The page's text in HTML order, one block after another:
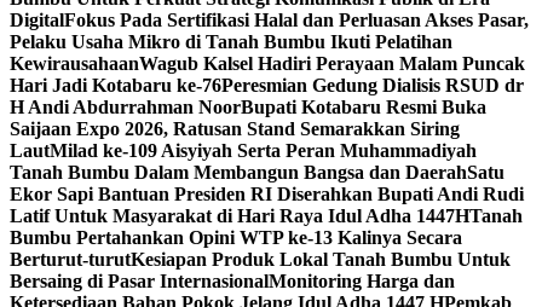
DigitalFokus Pada Sertifikasi Halal dan Perluasan Akses Pasar,
Pelaku Usaha Mikro di Tanah Bumbu Ikuti Pelatihan
KewirausahaanWagub Kalsel Hadiri Perayaan Malam Puncak
Hari Jadi Kotabaru ke-76Peresmian Gedung Dialisis RSUD dr
H Andi Abdurrahman NoorBupati Kotabaru Resmi Buka
Saijaan Expo 2026, Ratusan Stand Semarakkan Siring
LautMilad ke-109 Aisyiyah Serta Peran Muhammadiyah
Tanah Bumbu Dalam Membangun Bangsa dan DaerahSatu
Ekor Sapi Bantuan Presiden RI Diserahkan Bupati Andi Rudi
Latif Untuk Masyarakat di Hari Raya Idul Adha 1447HTanah
Bumbu Pertahankan Opini WTP ke-13 Kalinya Secara
Berturut-turutKesiapan Produk Lokal Tanah Bumbu Untuk
Bersaing di Pasar InternasionalMonitoring Harga dan
Ketersediaan Bahan Pokok Jelang Idul Adha 1447 HPemkab